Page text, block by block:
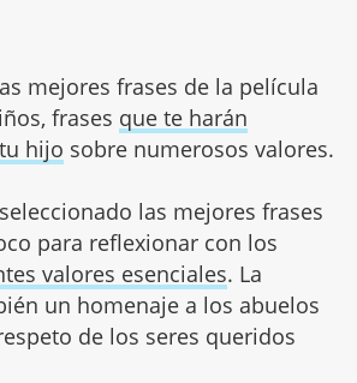
mejores frases de la película
frases que te harán
hijo sobre numerosos valores.
las mejores frases
para reflexionar con los
valores esenciales. La
un homenaje a los abuelos
de los seres queridos